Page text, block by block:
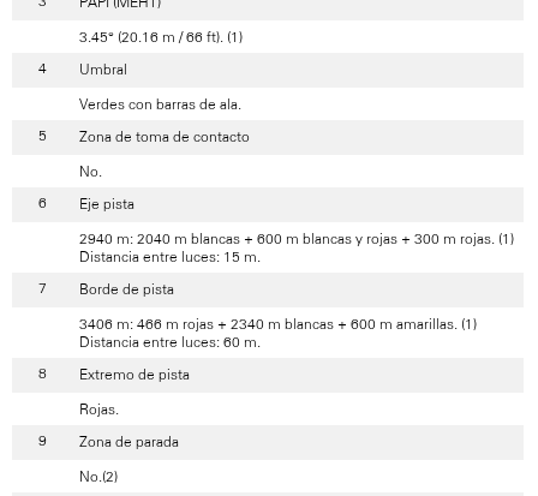
3.45° (20.16 m / 66 ft). (1)
Umbral
Verdes con barras de ala.
Zona de toma de contacto
No.
Eje pista
2940 m: 2040 m blancas + 600 m blancas y rojas + 300 m rojas. (1)
Distancia entre luces: 15 m.
Borde de pista
3406 m: 466 m rojas + 2340 m blancas + 600 m amarillas. (1)
Distancia entre luces: 60 m.
Extremo de pista
Rojas.
Zona de parada
No.(2)